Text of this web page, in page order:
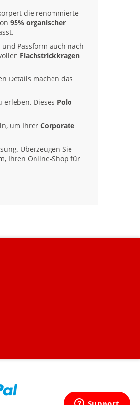
die renommierte
95% organischer
Passform auch nach
Flachstrickkragen
Details machen das
erleben. Dieses Polo
um Ihrer Corporate
Überzeugen Sie
Ihren Online-Shop für